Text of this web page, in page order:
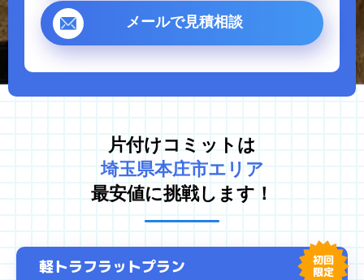
不用品回収
ハウスクリーニング
神奈川県
メールで見積相談
片付けコミットは
埼玉県本庄市エリア
最安値に挑戦します！
軽トラフラットプラン
初回
限定